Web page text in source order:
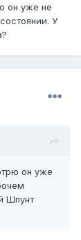
он уже не
У
он уже
Шпунт